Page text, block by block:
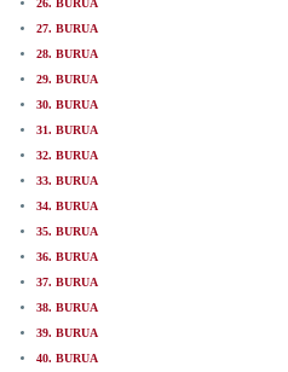
26. BURUA
27. BURUA
28. BURUA
29. BURUA
30. BURUA
31. BURUA
32. BURUA
33. BURUA
34. BURUA
35. BURUA
36. BURUA
37. BURUA
38. BURUA
39. BURUA
40. BURUA